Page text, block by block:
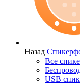
Назад
Все
USB